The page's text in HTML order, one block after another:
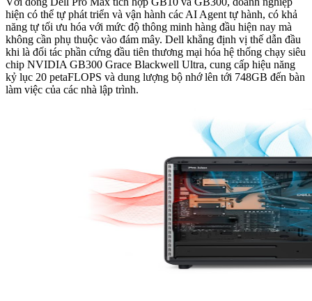
hiện có thể tự phát triển và vận hành các AI Agent tự hành, có khả
năng tự tối ưu hóa với mức độ thông minh hàng đầu hiện nay mà
không cần phụ thuộc vào đám mây. Dell khẳng định vị thế dẫn đầu
khi là đối tác phần cứng đầu tiên thương mại hóa hệ thống chạy siêu
chip NVIDIA GB300 Grace Blackwell Ultra, cung cấp hiệu năng
kỷ lục 20 petaFLOPS và dung lượng bộ nhớ lên tới 748GB đến bàn
làm việc của các nhà lập trình.